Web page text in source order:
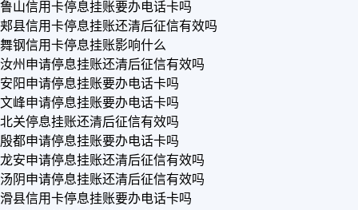
鲁山信用卡停息挂账要办电话卡吗
郏县信用卡停息挂账还清后征信有效吗
舞钢信用卡停息挂账影响什么
汝州申请停息挂账还清后征信有效吗
安阳申请停息挂账要办电话卡吗
文峰申请停息挂账要办电话卡吗
北关停息挂账还清后征信有效吗
殷都申请停息挂账要办电话卡吗
龙安申请停息挂账还清后征信有效吗
汤阴申请停息挂账还清后征信有效吗
滑县信用卡停息挂账要办电话卡吗